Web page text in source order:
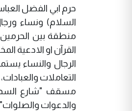
حرم ابي الفضل
السلام) ونساء
منطقة بين
القرآن او الادعية
الرجال والنساء
التعاملات
مسقف "شارع
والدعوات